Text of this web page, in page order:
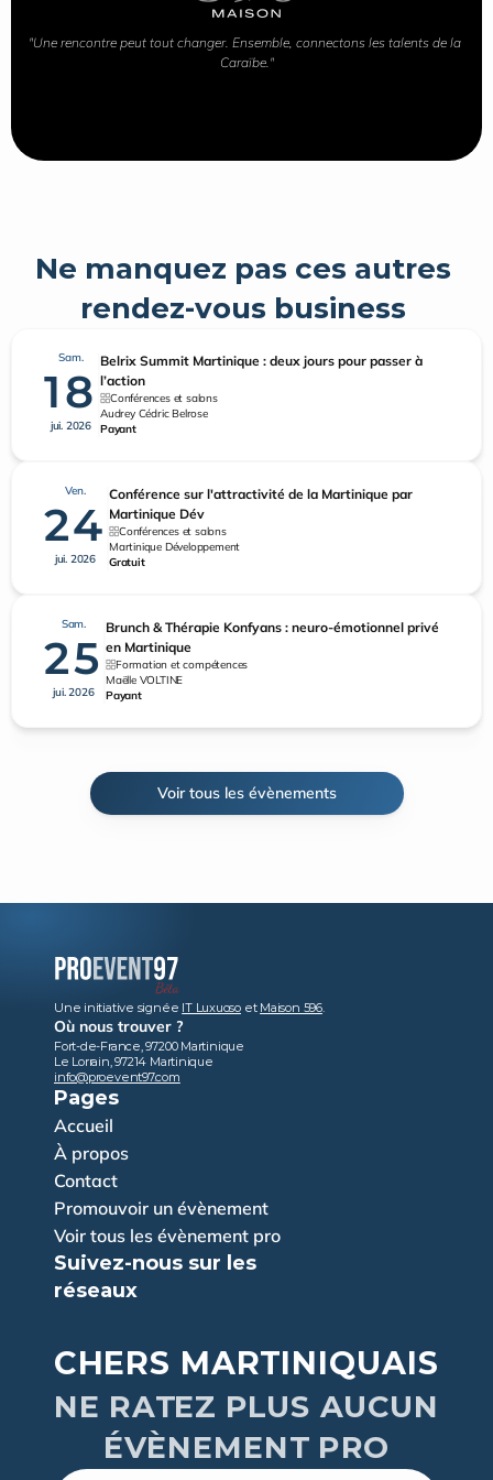
"Une rencontre peut tout changer. Ensemble, connectons les talents de la
Caraïbe."
Ne manquez pas ces autres
rendez-vous business
Voir tous les évènements
Sam.
18
jui. 2026
Belrix Summit Martinique : deux jours pour passer à
l’action
Conférences et salons
Audrey Cédric Belrose
Payant
Ven.
24
jui. 2026
Conférence sur l'attractivité de la Martinique par
Martinique Dév
Conférences et salons
Martinique Développement
Gratuit
Sam.
25
jui. 2026
Brunch & Thérapie Konfyans : neuro-émotionnel privé
en Martinique
Formation et compétences
Maëlle VOLTINE
Payant
Une initiative signée IT Luxuoso et Maison 596.
Où nous trouver ?
Fort-de-France, 97200 Martinique
Le Lorrain, 97214 Martinique
info@proevent97.com
Pages
Accueil
À propos
Contact
Promouvoir un évènement
Voir tous les évènement pro
Suivez-nous sur les
réseaux
CHERS MARTINIQUAIS
NE RATEZ PLUS AUCUN
ÉVÈNEMENT PRO